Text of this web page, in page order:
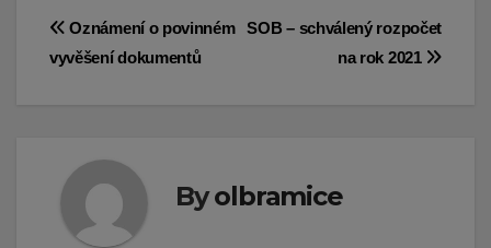
Navigace
pro
SOB – schválený rozpočet
na rok 2021
Oznámení o povinném
vyvěšení dokumentů
Byolbramice